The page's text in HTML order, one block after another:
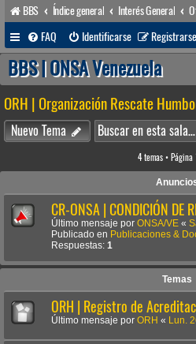
BBS Índice general Interés General
FAQ
Identificarse Registrarse
BBS | ONSA Venezuela
ORH | Organización Rescate
Nuevo Tema
4 temas • Página
CR-ONSA | CONDICIÓN DE
Último mensaje por ONSA/VE «
Publicado en Publicaciones &
Respuestas: 1
Temas
ORH | Registro de
Último mensaje por ORH « Lun.